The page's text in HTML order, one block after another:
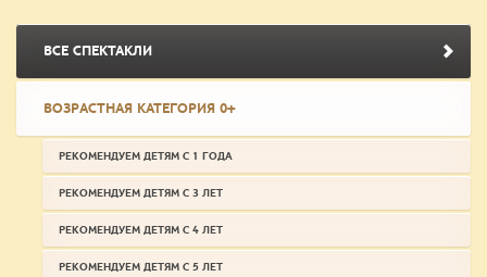
ВСЕ СПЕКТАКЛИ
ВОЗРАСТНАЯ КАТЕГОРИЯ 0+
РЕКОМЕНДУЕМ ДЕТЯМ С 1 ГОДА
РЕКОМЕНДУЕМ ДЕТЯМ С 3 ЛЕТ
РЕКОМЕНДУЕМ ДЕТЯМ С 4 ЛЕТ
РЕКОМЕНДУЕМ ДЕТЯМ С 5 ЛЕТ